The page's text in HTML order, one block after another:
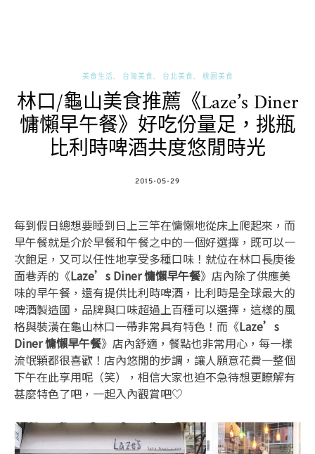
美食生活 台灣美食 台北美食 桃園美食
林口/龜山美食推薦《Laze’s Diner
慵懶早午餐》好吃份量足，挑瓶
比利時啤酒共度悠閒時光
POSTED
2015-05-29
每到假日總想要睡到日上三竿在慵懶地從床上爬起來，而
早午餐就是介於早餐和午餐之中的一個好選擇，既可以一
次飽足，又可以任性地享受多種口味！就位在林口長庚後
面巷弄的《Laze’s Diner 慵懶早午餐》店內除了供應美
味的早午餐，還有提供比利時啤酒，比利時是全球最大的
啤酒製造國，品牌與口味超過上百種可以選擇，這樣的風
格與裝潢在龜山林口一帶非常具有特色！而《Laze’s
Diner 慵懶早午餐》店內舒適，餐點也非常用心，每一樣
流氓顆都很喜歡！店內悠閒的步調，讓人願意花費一整個
下午在此享用呢（笑），相信大家也迫不急待想更瞭解有
甚麼特色了吧，一起入內觀賞吧♡